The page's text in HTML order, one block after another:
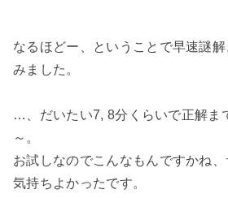
なるほどー、ということで早速謎
みました。
…、だいたい7, 8分くらいで正解ま
～。
お試しなのでこんなもんですかね
気持ちよかったです。